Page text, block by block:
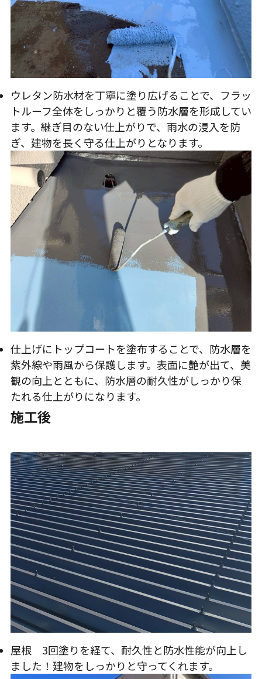
ウレタン防水材を丁寧に塗り広げることで、フラッ
トルーフ全体をしっかりと覆う防水層を形成してい
ます。継ぎ目のない仕上がりで、雨水の浸入を防
ぎ、建物を長く守る仕上がりとなります。
仕上げにトップコートを塗布することで、防水層を
紫外線や雨風から保護します。表面に艶が出て、美
観の向上とともに、防水層の耐久性がしっかり保
たれる仕上がりになります。
施工後
屋根 3回塗りを経て、耐久性と防水性能が向上し
ました！建物をしっかりと守ってくれます。